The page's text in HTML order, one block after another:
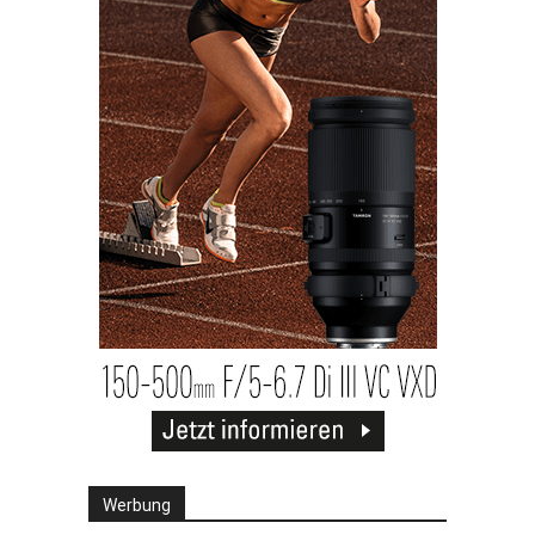
Werbung